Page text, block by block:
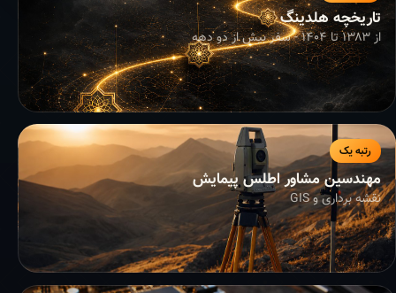
تاریخچه هلدینگ
از ۱۳۸۳ تا ۱۴۰۴ - سفر بیش از دو دهه
رتبه یک
مهندسین مشاور اطلس پیمایش
نقشه برداری و GIS